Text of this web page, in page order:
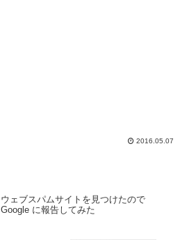
2016.05.07
ウェブスパムサイトを見つけたので
Google に報告してみた